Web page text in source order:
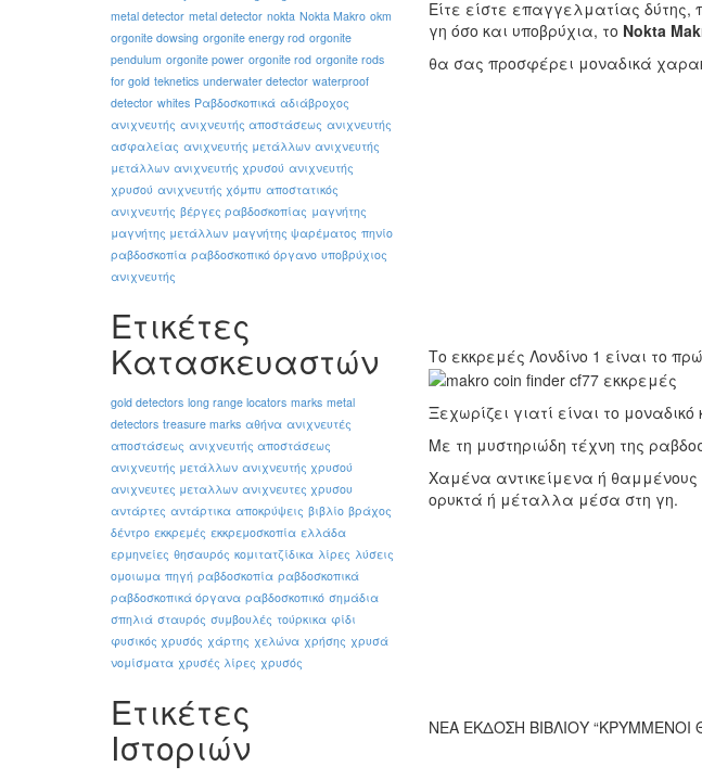
metal detector metal detector nokta Nokta Makro okm
orgonite dowsing orgonite energy rod orgonite
pendulum orgonite power orgonite rod orgonite rods
for gold teknetics underwater detector waterproof
detector whites Ραβδοσκοπικά αδιάβροχος
ανιχνευτής ανιχνευτής αποστάσεως ανιχνευτής
ασφαλείας ανιχνευτής μετάλλων ανιχνευτής
μετάλλων ανιχνευτής χρυσού ανιχνευτής
χρυσού ανιχνευτής χόμπυ αποστατικός
ανιχνευτής βέργες ραβδοσκοπίας μαγνήτης
μαγνήτης μετάλλων μαγνήτης ψαρέματος πηνίο
ραβδοσκοπία ραβδοσκοπικό όργανο υποβρύχιος
ανιχνευτής
Ετικέτες
Κατασκευαστών
gold detectors long range locators marks metal
detectors treasure marks αθήνα ανιχνευτές
αποστάσεως ανιχνευτής αποστάσεως
ανιχνευτής μετάλλων ανιχνευτής χρυσού
ανιχνευτες μεταλλων ανιχνευτες χρυσου
αντάρτες αντάρτικα αποκρύψεις βιβλίο βράχος
δέντρο εκκρεμές εκκρεμοσκοπία ελλάδα
ερμηνείες θησαυρός κομιτατζίδικα λίρες λύσεις
ομοιωμα πηγή ραβδοσκοπία ραβδοσκοπικά
ραβδοσκοπικά όργανα ραβδοσκοπικό σημάδια
σπηλιά σταυρός συμβουλές τούρκικα φίδι
φυσικός χρυσός χάρτης χελώνα χρήσης χρυσά
νομίσματα χρυσές λίρες χρυσός
Ετικέτες
Ιστοριών
Είτε είστε επαγγελματίας
γη όσο και υποβρύχια, το Nokta
θα σας προσφέρει μοναδικά
Το εκκρεμές Λονδίνο 1 είναι το
Ξεχωρίζει γιατί είναι το
Με τη μυστηριώδη τέχνη της
Χαμένα αντικείμενα ή
ορυκτά ή μέταλλα μέσα στη γη.
ΝΕΑ ΕΚΔΟΣΗ ΒΙΒΛΙΟΥ “ΚΡΥΜΜΕΝΟΙ